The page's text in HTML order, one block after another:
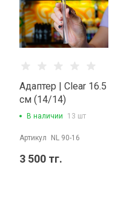
Адаптер | Clear 16.5
см (14/14)
В наличии 13 шт
Артикул NL 90-16
3 500 тг.